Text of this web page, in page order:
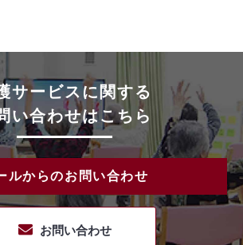
サービスに関する
い合わせはこちら
ルからのお問い合わせ
お問い合わせ